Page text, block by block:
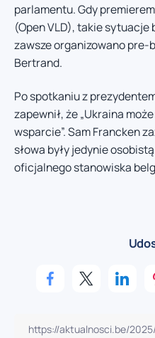
parlamentu. Gdy
(Open VLD), takie sytuacje
zawsze organizowano pre-
Bertrand.
Po spotkaniu z
zapewnił, że „Ukraina
wsparcie”. Sam Francken
słowa były jedynie
oficjalnego stanowiska